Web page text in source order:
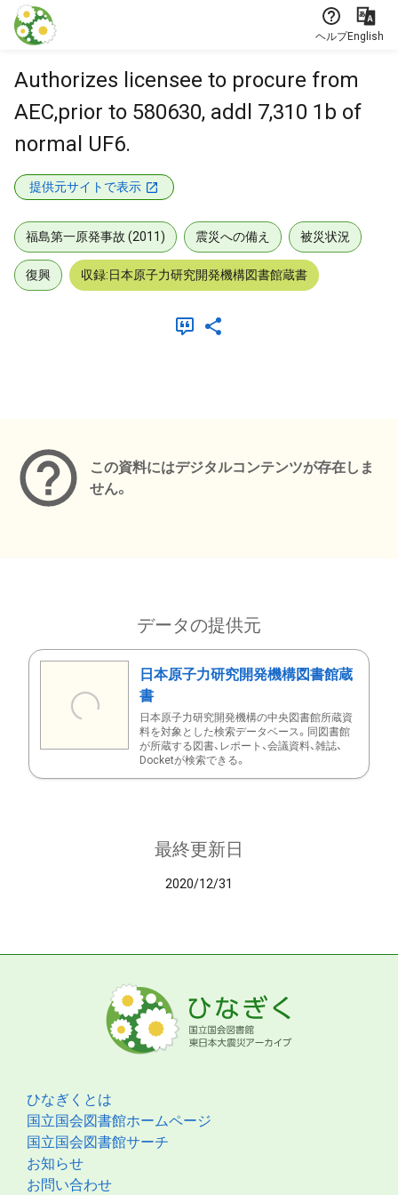
本文に飛ぶ
ヘルプEnglish
Authorizes licensee to procure from
AEC,prior to 580630, addl 7,310 1b of
normal UF6.
提供元サイトで表示
福島第一原発事故 (2011) 震災への備え 被災状況
復興 収録:日本原子力研究開発機構図書館蔵書
この資料にはデジタルコンテンツが存在しま
せん。
データの提供元
日本原子力研究開発機構図書館蔵
書
日本原子力研究開発機構の中央図書館所蔵資
料を対象とした検索データベース。同図書館
が所蔵する図書、レポート、会議資料、雑誌、
Docketが検索できる。
最終更新日
2020/12/31
ひなぎくとは
国立国会図書館ホームページ
国立国会図書館サーチ
お知らせ
お問い合わせ